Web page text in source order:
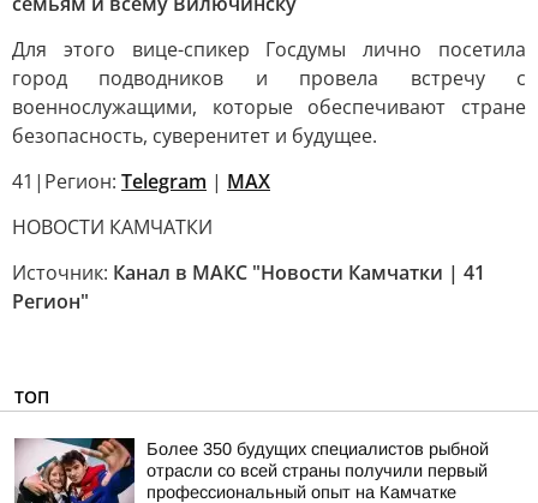
Для этого вице-спикер Госдумы лично посетила
город подводников и провела встречу с
военнослужащими, которые обеспечивают стране
безопасность, суверенитет и будущее.
41|Регион: Telegram | MAX
НОВОСТИ КАМЧАТКИ
Источник: Канал в МАКС "Новости Камчатки | 41
Регион"
ТОП
Более 350 будущих специалистов рыбной
отрасли со всей страны получили первый
профессиональный опыт на Камчатке